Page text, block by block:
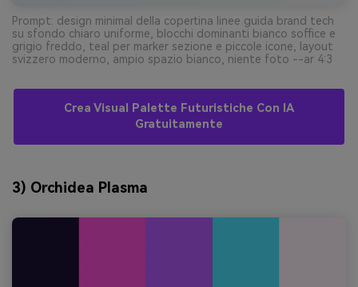
Prompt: design minimal della copertina linee guida brand tech
su sfondo chiaro uniforme, blocchi dominanti bianco soffice e
grigio freddo, teal per marker sezione e piccole icone, layout
svizzero moderno, ampio spazio bianco, niente foto --ar 4:3
Crea Visual Palette Futuristiche Con IA
Gratuitamente
3) Orchidea Plasma